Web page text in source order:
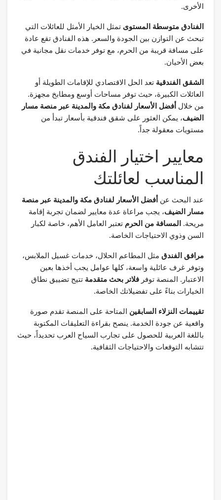
الأخرى.
الفنادق متوسطة المستوى تمثل الخيار الأمثل للعائلات التي
تبحث عن التوازن بين الجودة والسعر. هذه الفنادق تقع عادة
على مسافة قريبة من الحرم، مع توفر خدمات نقل مجانية في
بعض الأحيان.
الشقق الفندقية تعد الحل الاقتصادي للإقامات الطويلة أو
العائلات الكبيرة، حيث توفر مساحات أوسع ومطابخ مجهزة.
من خلال أفضل الأسعار لفنادق مكة والمدينة عبر منصة مسار
الضيف، يمكن العثور على شقق فندقية بأسعار تبدأ من
مستويات معقولة جداً.
معايير اختيار الفندق
المناسب لعائلتك
عند البحث عن أفضل الأسعار لفنادق مكة والمدينة عبر منصة
مسار الضيف، يجب مراعاة عدة معايير لضمان تجربة إقامة
مريحة. المسافة من الحرم تعتبر العامل الأهم، خاصة لكبار
السن وذوي الاحتياجات الخاصة.
مرافق الفندق مثل المطاعم الحلال، خدمات غسيل الملابس،
وتوفر غرف عائلية واسعة، كلها عوامل يجب أخذها بعين
الاعتبار. المنصة توفر فلاتر بحث متقدمة تتيح تضييق نطاق
الخيارات بناءً على تفضيلاتك الخاصة.
تقييمات النزلاء السابقين المتاحة على المنصة تقدم صورة
واقعية عن جودة الخدمة. ينصح بقراءة التعليقات المكتوبة
باللغة العربية للحصول على تجارب السياح العرب تحديداً، حيث
تتشابه التوقعات والاحتياجات الثقافية.